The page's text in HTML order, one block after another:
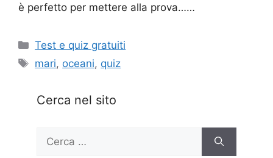
è perfetto per mettere alla prova……
Categorie
Test e quiz gratuiti
Tag
mari, oceani, quiz
Cerca nel sito
per: